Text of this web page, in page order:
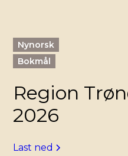
Nynorsk
Bokmål
Region
2026
Last ned